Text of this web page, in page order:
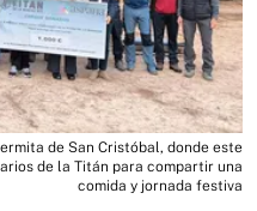
de San Cristóbal, donde este
de la Titán para compartir una
comida y jornada festiva